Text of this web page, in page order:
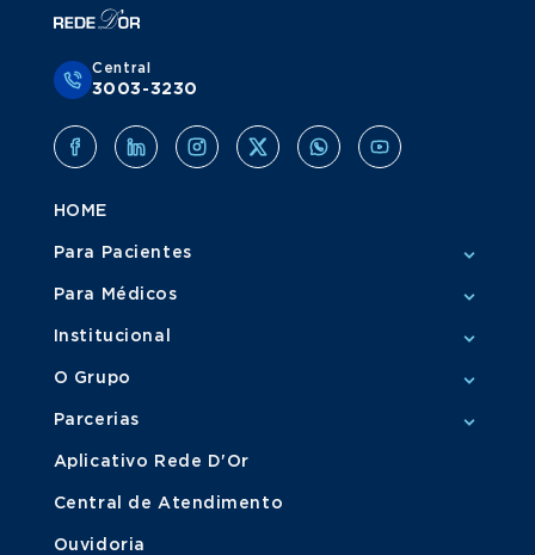
Central
3003-3230
HOME
Para Pacientes
Para Médicos
Institucional
O Grupo
Parcerias
Aplicativo Rede D'Or
Central de Atendimento
Ouvidoria